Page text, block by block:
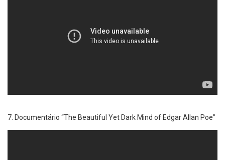
Documentário “The Beautiful Yet Dark Mind of Edgar Allan Poe”